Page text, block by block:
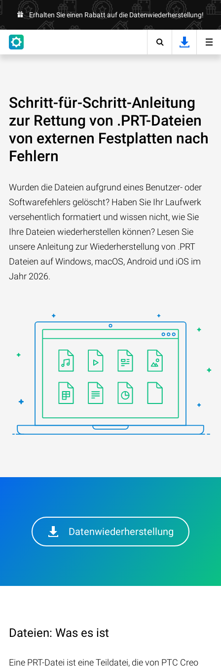
Erhalten Sie einen Rabatt auf die Datenwiederherstellung!
Schritt-für-Schritt-Anleitung
zur Rettung von .PRT-Dateien
von externen Festplatten nach
Fehlern
Wurden die Dateien aufgrund eines Benutzer- oder
Softwarefehlers gelöscht? Haben Sie Ihr Laufwerk
versehentlich formatiert und wissen nicht, wie Sie
Ihre Dateien wiederherstellen können? Lesen Sie
unsere Anleitung zur Wiederherstellung von .PRT
Dateien auf Windows, macOS, Android und iOS im
Jahr 2026.
Datenwiederherstellung
Dateien: Was es ist
Eine PRT-Datei ist eine Teildatei, die von PTC Creo